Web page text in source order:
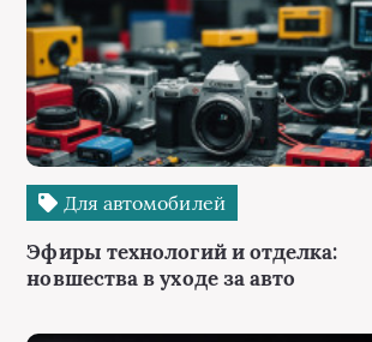
Для автомобилей
Эфиры технологий и отделка:
новшества в уходе за авто